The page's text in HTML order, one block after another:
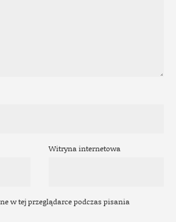
Witryna internetowa
w tej przeglądarce podczas pisania